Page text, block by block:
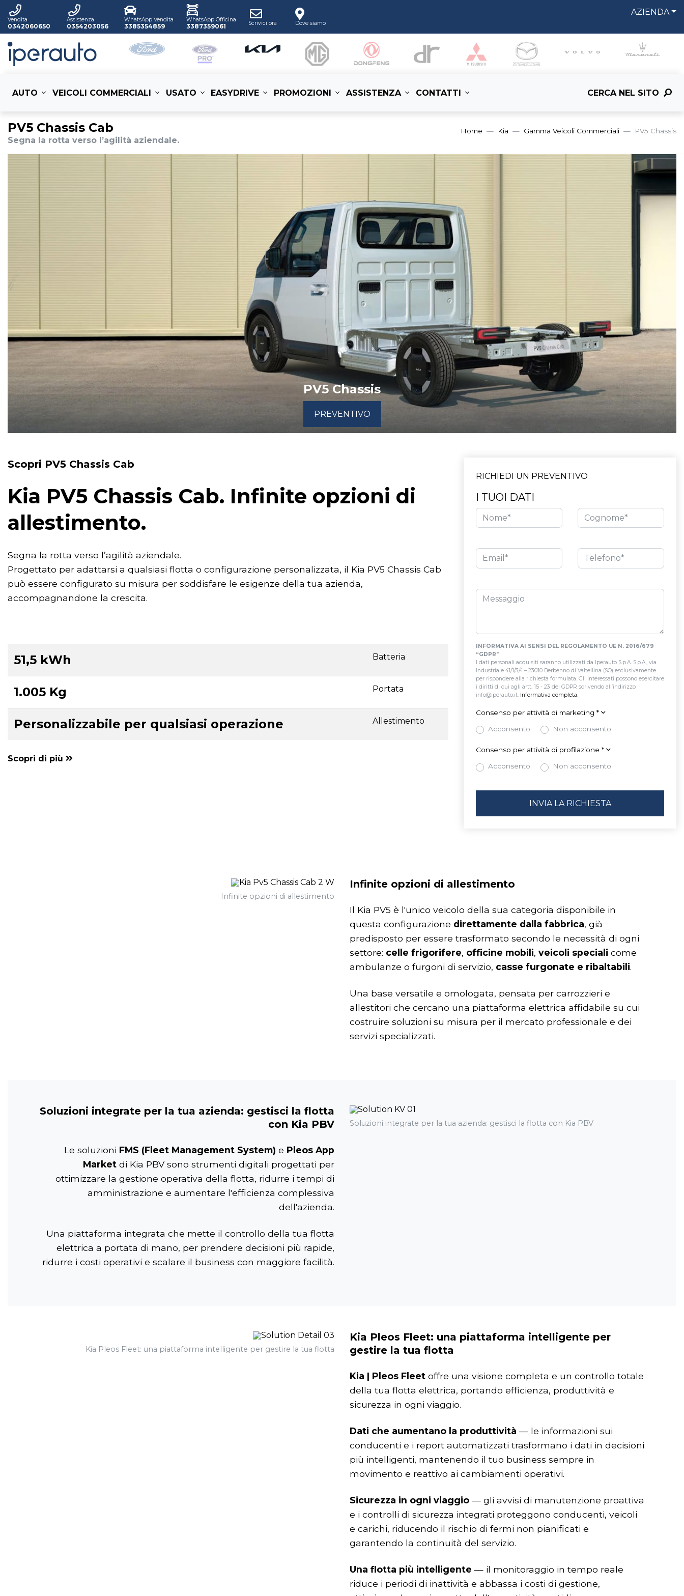
Vendita
0342060650
Assistenza
0354203056
WhatsApp Vendita
3385354859
WhatsApp Officina
3387359061 Scrivici ora Dove siamo
AZIENDA
AUTO VEICOLI COMMERCIALI USATO EASYDRIVE PROMOZIONI ASSISTENZA CONTATTI CERCA NEL SITO
PV5 Chassis Cab
Segna la rotta verso l’agilità aziendale.
Home Kia Gamma Veicoli Commerciali PV5 Chassis
PV5 Chassis
PREVENTIVO
Scopri PV5 Chassis Cab
Kia PV5 Chassis Cab. Infinite opzioni di
allestimento.
Segna la rotta verso l’agilità aziendale.
Progettato per adattarsi a qualsiasi flotta o configurazione personalizzata, il Kia PV5 Chassis Cab
può essere configurato su misura per soddisfare le esigenze della tua azienda,
accompagnandone la crescita.
51,5 kWh Batteria
1.005 Kg Portata
Personalizzabile per qualsiasi operazione Allestimento
Scopri di più
RICHIEDI UN PREVENTIVO
I TUOI DATI
INFORMATIVA AI SENSI DEL REGOLAMENTO UE N. 2016/679
“GDPR"
I dati personali acquisiti saranno utilizzati da Iperauto S.p.A. S.p.A., via
Industriale 41/1/3/4 – 23010 Berbenno di Valtellina (SO) esclusivamente
per rispondere alla richiesta formulata. Gli Interessati possono esercitare
i diritti di cui agli artt. 15 - 23 del GDPR scrivendo all’indirizzo
info@iperauto.it. Informativa completa.
Consenso per attività di marketing *
Acconsento
Non acconsento
Consenso per attività di profilazione *
Acconsento
Non acconsento
Infinite opzioni di allestimento
Il Kia PV5 è l'unico veicolo della sua categoria disponibile in
questa configurazione direttamente dalla fabbrica, già
predisposto per essere trasformato secondo le necessità di ogni
settore: celle frigorifere, officine mobili, veicoli speciali come
ambulanze o furgoni di servizio, casse furgonate e ribaltabili.
Una base versatile e omologata, pensata per carrozzieri e
allestitori che cercano una piattaforma elettrica affidabile su cui
costruire soluzioni su misura per il mercato professionale e dei
servizi specializzati.
Infinite opzioni di allestimento
Soluzioni integrate per la tua azienda: gestisci la flotta
con Kia PBV
Le soluzioni FMS (Fleet Management System) e Pleos App
Market di Kia PBV sono strumenti digitali progettati per
ottimizzare la gestione operativa della flotta, ridurre i tempi di
amministrazione e aumentare l'efficienza complessiva
dell'azienda.
Una piattaforma integrata che mette il controllo della tua flotta
elettrica a portata di mano, per prendere decisioni più rapide,
ridurre i costi operativi e scalare il business con maggiore facilità.
Soluzioni integrate per la tua azienda: gestisci la flotta con Kia PBV
Kia Pleos Fleet: una piattaforma intelligente per
gestire la tua flotta
Kia | Pleos Fleet offre una visione completa e un controllo totale
della tua flotta elettrica, portando efficienza, produttività e
sicurezza in ogni viaggio.
Dati che aumentano la produttività — le informazioni sui
conducenti e i report automatizzati trasformano i dati in decisioni
più intelligenti, mantenendo il tuo business sempre in
movimento e reattivo ai cambiamenti operativi.
Sicurezza in ogni viaggio — gli avvisi di manutenzione proattiva
e i controlli di sicurezza integrati proteggono conducenti, veicoli
e carichi, riducendo il rischio di fermi non pianificati e
garantendo la continuità del servizio.
Una flotta più intelligente — il monitoraggio in tempo reale
riduce i periodi di inattività e abbassa i costi di gestione,
Kia Pleos Fleet: una piattaforma intelligente per gestire la tua flotta